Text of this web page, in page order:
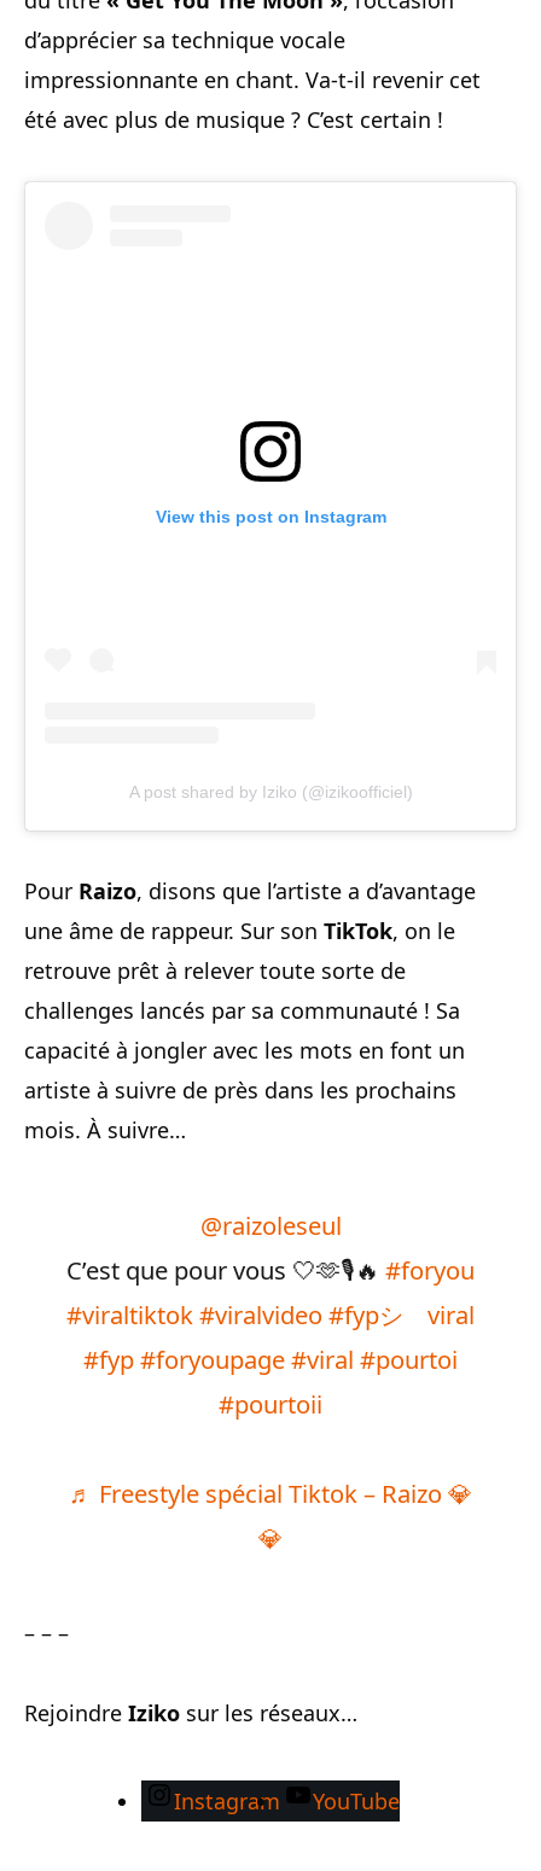
d’apprécier sa technique vocale
impressionnante en chant. Va-t-il revenir cet
été avec plus de musique ? C’est certain !
View this post on Instagram
A post shared by Iziko (@izikoofficiel)
Pour Raizo, disons que l’artiste a d’avantage
une âme de rappeur. Sur son TikTok, on le
retrouve prêt à relever toute sorte de
challenges lancés par sa communauté ! Sa
capacité à jongler avec les mots en font un
artiste à suivre de près dans les prochains
mois. À suivre…
@raizoleseul
C’est que pour vous 🤍🫶🎙️🔥 #foryou
#viraltiktok#viralvideo #fypシ゚viral
#fyp#foryoupage#viral #pourtoi
#pourtoii
♬ Freestyle spécial Tiktok – Raizo 💎
💎
– – –
Rejoindre Iziko sur les réseaux…
Instagram YouTube